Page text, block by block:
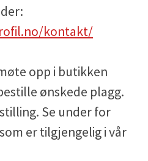
kontakt/
opp i butikken
ønskede plagg.
Se under for
er tilgjengelig i vår